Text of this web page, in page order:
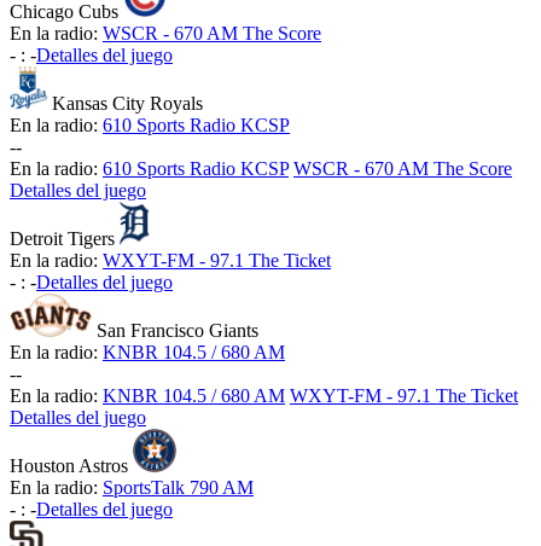
Chicago Cubs
En la radio: WSCR - 670 AM The Score
- : -Detalles del juego
Kansas City Royals
En la radio: 610 Sports Radio KCSP
--
En la radio: 610 Sports Radio KCSP WSCR - 670 AM The Score
Detalles del juego
Detroit Tigers
En la radio: WXYT-FM - 97.1 The Ticket
- : -Detalles del juego
San Francisco Giants
En la radio: KNBR 104.5 / 680 AM
--
En la radio: KNBR 104.5 / 680 AM WXYT-FM - 97.1 The Ticket
Detalles del juego
Houston Astros
En la radio: SportsTalk 790 AM
- : -Detalles del juego